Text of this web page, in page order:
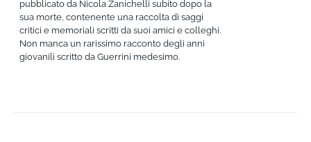
pubblicato da Nicola Zanichelli subito dopo la
sua morte, contenente una raccolta di saggi
critici e memoriali scritti da suoi amici e colleghi.
Non manca un rarissimo racconto degli anni
giovanili scritto da Guerrini medesimo.